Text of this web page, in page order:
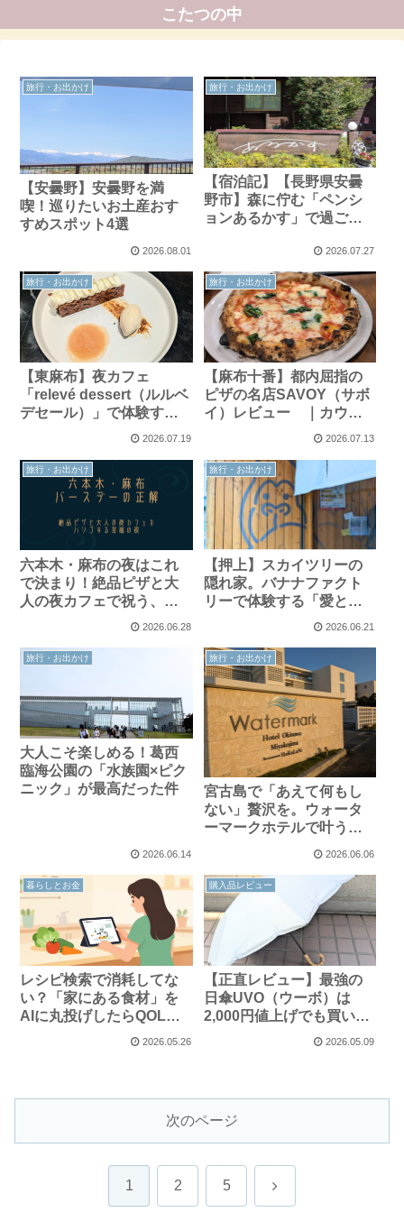
こたつの中
旅行・お出かけ
【安曇野】安曇野を満
喫！巡りたいお土産おす
すめスポット4選
2026.08.01
旅行・お出かけ
【宿泊記】【長野県安曇
野市】森に佇む「ペンシ
ョンあるかす」で過ごす
2026.07.27
旅行・お出かけ
【東麻布】夜カフェ
「relevé dessert（ルルベ
デセール）」で体験する
2026.07.19
旅行・お出かけ
【麻布十番】都内屈指の
ピザの名店SAVOY（サボ
イ）レビュー ｜カウン
ターで楽しむ「ライブ
力。
2026.07.13
旅行・お出かけ
六本木・麻布の夜はこれ
で決まり！絶品ピザと大
人の夜カフェで祝う、最
高のバースデーデートプ
2026.06.28
旅行・お出かけ
【押上】スカイツリーの
隠れ家。バナナファクト
リーで体験する「愛と丁
寧」のスイーツ体験
2026.06.21
旅行・お出かけ
大人こそ楽しめる！葛西
臨海公園の「水族園×ピク
ニック」が最高だった件
2026.06.14
旅行・お出かけ
宮古島で「あえて何もし
ない」贅沢を。ウォータ
ーマークホテルで叶う、
2026.06.06
暮らしとお金
レシピ検索で消耗してな
い？「家にある食材」を
AIに丸投げしたらQOLが
2026.05.26
購入品レビュー
【正直レビュー】最強の
日傘UVO（ウーボ）は
2,000円値上げでも買い？
2wayの使い心地を徹底検
2026.05.09
次のページ
1 2 5 次